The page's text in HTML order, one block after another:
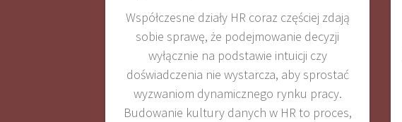
Współczesne działy HR coraz częściej zdają
sobie sprawę, że podejmowanie decyzji
wyłącznie na podstawie intuicji czy
doświadczenia nie wystarcza, aby sprostać
wyzwaniom dynamicznego rynku pracy.
Budowanie kultury danych w HR to proces,